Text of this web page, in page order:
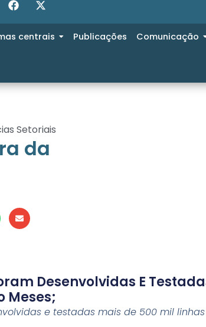
centrais Publicações Comunicação
Setoriais
da
Desenvolvidas E
Meses;
e testadas mais de 500 mil